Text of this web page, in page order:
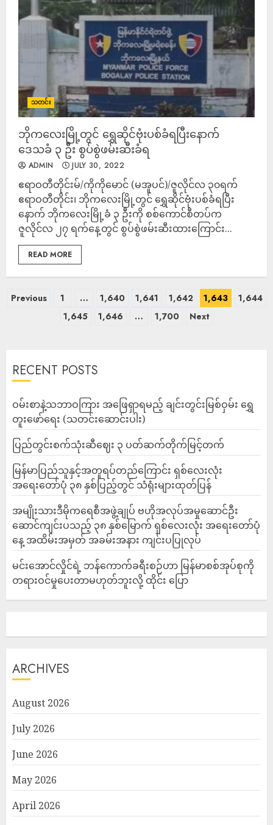
သတင်း
ဘိုကလေးမြို့တွင် ရွှေဆိုင်ဗုံးပစ်ခံရပြီးနောက်
ဒေသခံ ၃ ဦး စွပ်စွဲဖမ်းဆီးခံရ
ADMIN JULY 30, 2022
ဧရာဝတီတိုင်းမ်/ကိုကိုမောင် (မအူပင်)/ဇူလိုင်လ ၃၀ရက်
ဧရာဝတီတိုင်း၊ ဘိုကလေးမြို့တွင် ရွှေဆိုင်ဗုံးပစ်ခံရပြီး
နောက် ဘိုကလေးမြို့ခံ ၃ ဦးကို စစ်ကောင်စီတပ်က
ဇူလိုင်လ ၂၇ ရက်နေ့တွင် စွပ်စွဲဖမ်းဆီးထားကြောင်း...
READ MORE
Previous 1 … 1,640 1,641 1,642 1,643
1,644
1,645
1,646 … 1,700 Next
RECENT POSTS
ဝမ်းစာနဲ့သဘာဝကြား အဖြေရှာရမည့် ချင်းတွင်းမြစ်ဝှမ်း ရွှေ
တူးဖော်ရေး (သတင်းဆောင်းပါး)
ပြည်တွင်းစက်သုံးဆီဈေး ၃ ပတ်ဆက်တိုက်မြင့်တက်
မြန်မာပြည်သူနှင့်အတူရပ်တည်ကြောင်း ရှစ်လေးလုံး
အရေးတော်ပုံ ၃၈ နှစ်ပြည့်တွင် သံရုံးများထုတ်ပြန်
အမျိုးသားဒီမိုကရေစီအဖွဲ့ချုပ် ဗဟိုအလုပ်အမှုဆောင်ဦး
ဆောင်ကျင်းပသည့် ၃၈ နှစ်မြောက် ရှစ်လေးလုံး အရေးတော်ပုံ
နေ့ အထိမ်းအမှတ် အခမ်းအနား ကျင်းပပြုလုပ်
မင်းအောင်လှိုင်ရဲ့ ဘန်ကောက်ခရီးစဉ်ဟာ မြန်မာစစ်အုပ်စုကို
တရားဝင်မှုပေးတာမဟုတ်ဘူးလို့ ထိုင်း ပြော
ARCHIVES
August 2026
July 2026
June 2026
May 2026
April 2026